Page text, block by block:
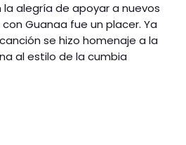
la alegría de apoyar a nuevos
Guanaa fue un placer. Ya
se hizo homenaje a la
al estilo de la cumbia